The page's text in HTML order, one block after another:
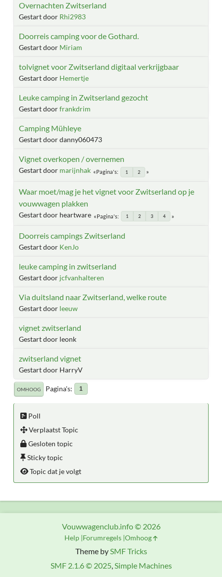
Overnachten Zwitserland
Gestart door Rhi2983
Doorreis camping voor de Gothard.
Gestart door Miriam
tolvignet voor Zwitserland digitaal verkrijgbaar
Gestart door Hemertje
Leuke camping in Zwitserland gezocht
Gestart doorfrankdrim
Camping Mühleye
Gestart door danny060473
Vignet overkopen / overnemen
Gestart door marijnhak Pagina's 1 2
Waar moet/mag je het vignet voor Zwitserland op je
vouwwagen plakken
Gestart door heartware Pagina's 1 2 3 4
Doorreis campings Zwitserland
Gestart door KenJo
leuke camping in zwitserland
Gestart door jcfvanhalteren
Via duitsland naar Zwitserland, welke route
Gestart door leeuw
vignet zwitserland
Gestart door leonk
zwitserland vignet
Gestart door HarryV
OMHOOG Pagina's 1
Poll
Verplaatst Topic
Gesloten topic
Sticky topic
Topic dat je volgt
Theme bySMF Tricks
SMF 2.1.6 © 2025,Simple Machines
Vouwwagenclub.info © 2026
Help Forumregels Omhoog